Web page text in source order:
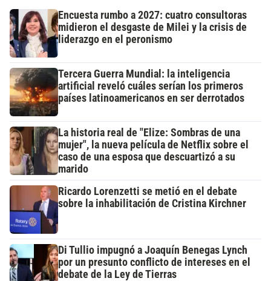
Encuesta rumbo a 2027: cuatro consultoras
midieron el desgaste de Milei y la crisis de
liderazgo en el peronismo
Tercera Guerra Mundial: la inteligencia
artificial reveló cuáles serían los primeros
países latinoamericanos en ser derrotados
La historia real de "Elize: Sombras de una
mujer", la nueva película de Netflix sobre el
caso de una esposa que descuartizó a su
marido
Ricardo Lorenzetti se metió en el debate
sobre la inhabilitación de Cristina Kirchner
Di Tullio impugnó a Joaquín Benegas Lynch
por un presunto conflicto de intereses en el
debate de la Ley de Tierras